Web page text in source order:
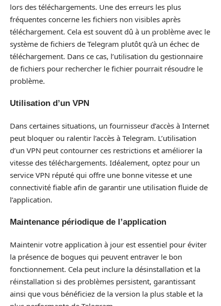
lors des téléchargements. Une des erreurs les plus
fréquentes concerne les fichiers non visibles après
téléchargement. Cela est souvent dû à un problème avec le
système de fichiers de Telegram plutôt qu’à un échec de
téléchargement. Dans ce cas, l’utilisation du gestionnaire
de fichiers pour rechercher le fichier pourrait résoudre le
problème.
Utilisation d’un VPN
Dans certaines situations, un fournisseur d’accès à Internet
peut bloquer ou ralentir l’accès à Telegram. L’utilisation
d’un VPN peut contourner ces restrictions et améliorer la
vitesse des téléchargements. Idéalement, optez pour un
service VPN réputé qui offre une bonne vitesse et une
connectivité fiable afin de garantir une utilisation fluide de
l’application.
Maintenance périodique de l’application
Maintenir votre application à jour est essentiel pour éviter
la présence de bogues qui peuvent entraver le bon
fonctionnement. Cela peut inclure la désinstallation et la
réinstallation si des problèmes persistent, garantissant
ainsi que vous bénéficiez de la version la plus stable et la